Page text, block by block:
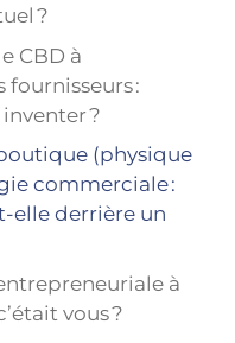
?
CBD à
:
?
(physique
commerciale :
elle derrière un
à
vous ?